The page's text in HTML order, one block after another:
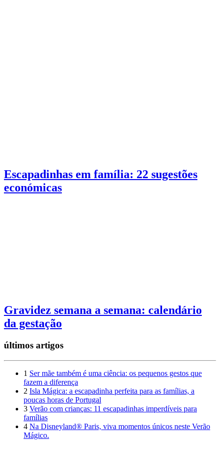
Escapadinhas em família: 22 sugestões
económicas
Gravidez semana a semana: calendário
da gestação
últimos artigos
1 Ser mãe também é uma ciência: os pequenos gestos que
fazem a diferença
2 Isla Mágica: a escapadinha perfeita para as famílias, a
poucas horas de Portugal
3 Verão com crianças: 11 escapadinhas imperdíveis para
famílias
4 Na Disneyland® Paris, viva momentos únicos neste Verão
Mágico.